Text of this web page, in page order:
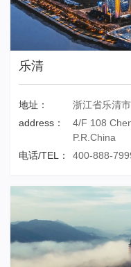
乐清
地址：
浙江省乐清
address：
4/F 108
P.R.China
电话/TEL：
400-888-